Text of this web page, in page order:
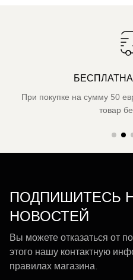
При покупке на сумму 50
товар
ПОДПИШИТЕСЬ
НОВОСТЕЙ
Вы можете отказаться от
этого нашу контактную
правилах магазина.